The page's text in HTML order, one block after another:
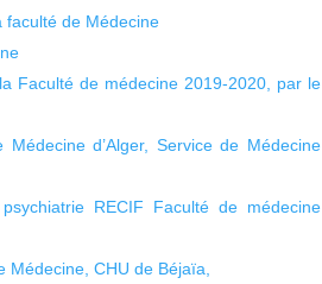
faculté de Médecine
Faculté de médecine 2019-2020, par le
d’Alger, Service de Médecine
RECIF Faculté de médecine
Médecine, CHU de Béjaïa,